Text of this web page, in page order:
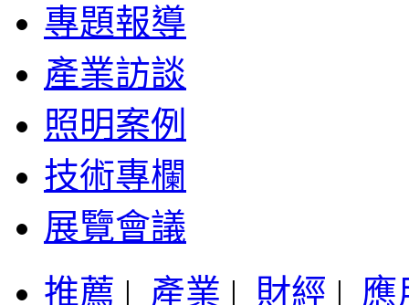
專題報導
產業訪談
照明案例
技術專欄
展覽會議
推薦 | 產業 | 財經 | 應